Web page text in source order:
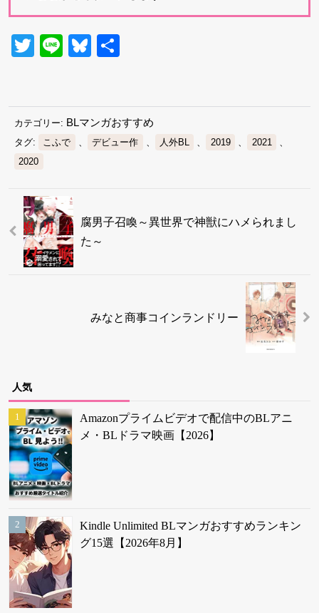
Twitter
LineBluesky
カテゴリー: BLマンガおすすめ
タグ: こふで デビュー作 人外BL 2019 2021
2020
腐男子召喚～異世界で神獣にハメられまし
た～
みなと商事コインランドリー
人気
Amazonプライムビデオで配信中のBLアニ
メ・BLドラマ映画【2026】
Kindle Unlimited BLマンガおすすめランキン
グ15選【2026年8月】